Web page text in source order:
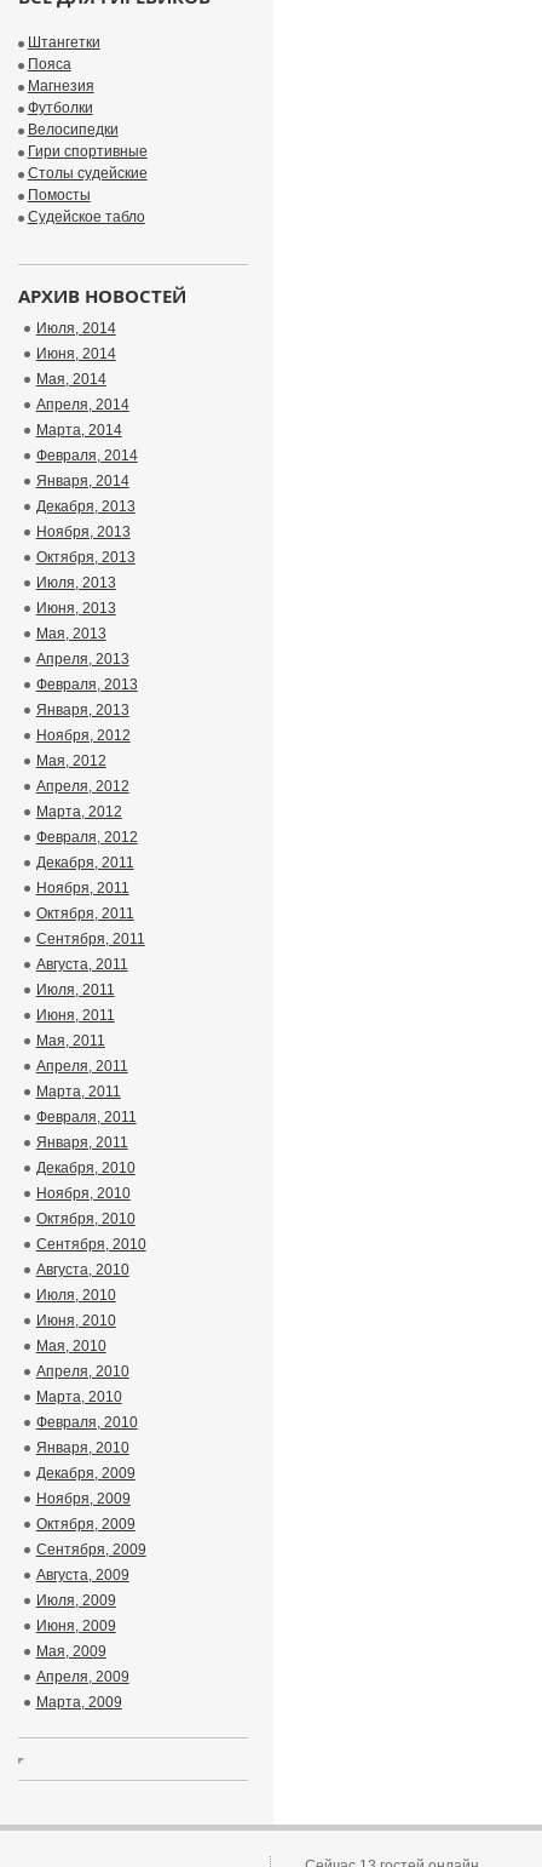
Штангетки
Пояса
Магнезия
Футболки
Велосипедки
Гири спортивные
Столы судейские
Помосты
Судейское табло
АРХИВ НОВОСТЕЙ
Июля, 2014
Июня, 2014
Мая, 2014
Апреля, 2014
Марта, 2014
Февраля, 2014
Января, 2014
Декабря, 2013
Ноября, 2013
Октября, 2013
Июля, 2013
Июня, 2013
Мая, 2013
Апреля, 2013
Февраля, 2013
Января, 2013
Ноября, 2012
Мая, 2012
Апреля, 2012
Марта, 2012
Февраля, 2012
Декабря, 2011
Ноября, 2011
Октября, 2011
Сентября, 2011
Августа, 2011
Июля, 2011
Июня, 2011
Мая, 2011
Апреля, 2011
Марта, 2011
Февраля, 2011
Января, 2011
Декабря, 2010
Ноября, 2010
Октября, 2010
Сентября, 2010
Августа, 2010
Июля, 2010
Июня, 2010
Мая, 2010
Апреля, 2010
Марта, 2010
Февраля, 2010
Января, 2010
Декабря, 2009
Ноября, 2009
Октября, 2009
Сентября, 2009
Августа, 2009
Июля, 2009
Июня, 2009
Мая, 2009
Апреля, 2009
Марта, 2009